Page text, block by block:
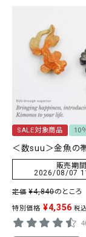
SALE対象商品 10
＜数suu＞金魚の
販売期間
2026/08/07
定価 ¥4,840のところ
特別価格 ¥4,356 税込